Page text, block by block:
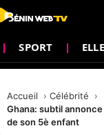
SPORT ELLE
Accueil
Célébrité
Ghana: subtil
de son 5è enfant